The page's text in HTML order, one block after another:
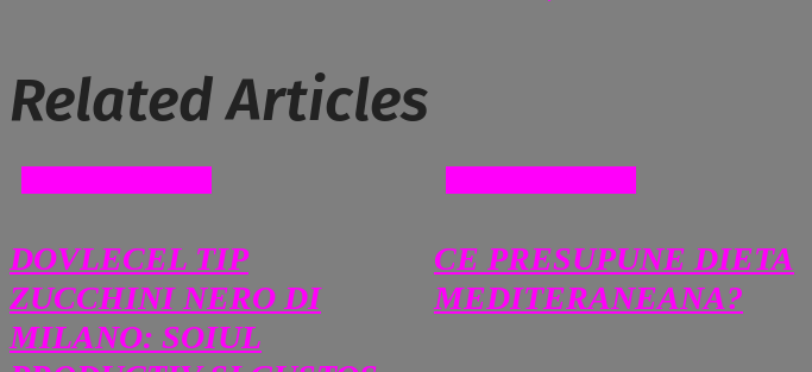
Related Articles
DOVLECEL TIP
ZUCCHINI NERO DI
MILANO: SOIUL
CE PRESUPUNE DIETA
MEDITERANEANA?